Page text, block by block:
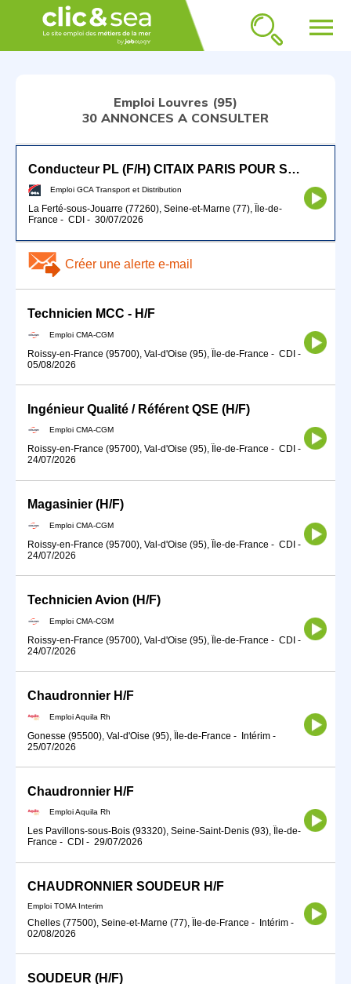
menu
Emploi Louvres (95)
30 ANNONCES A CONSULTER
Conducteur PL (F/H) CITAIX PARIS POUR SEPTEMBRE 2026
Emploi GCA Transport et Distribution
La Ferté-sous-Jouarre (77260), Seine-et-Marne (77), Île-de-
France - CDI - 30/07/2026
Créer une alerte e-mail
Technicien MCC - H/F
Emploi CMA-CGM
Roissy-en-France (95700), Val-d'Oise (95), Île-de-France - CDI -
05/08/2026
Ingénieur Qualité / Référent QSE (H/F)
Emploi CMA-CGM
Roissy-en-France (95700), Val-d'Oise (95), Île-de-France - CDI -
24/07/2026
Magasinier (H/F)
Emploi CMA-CGM
Roissy-en-France (95700), Val-d'Oise (95), Île-de-France - CDI -
24/07/2026
Technicien Avion (H/F)
Emploi CMA-CGM
Roissy-en-France (95700), Val-d'Oise (95), Île-de-France - CDI -
24/07/2026
Chaudronnier H/F
Emploi Aquila Rh
Gonesse (95500), Val-d'Oise (95), Île-de-France - Intérim -
25/07/2026
Chaudronnier H/F
Emploi Aquila Rh
Les Pavillons-sous-Bois (93320), Seine-Saint-Denis (93), Île-de-
France - CDI - 29/07/2026
CHAUDRONNIER SOUDEUR H/F
Emploi TOMA Interim
Chelles (77500), Seine-et-Marne (77), Île-de-France - Intérim -
02/08/2026
SOUDEUR (H/F)